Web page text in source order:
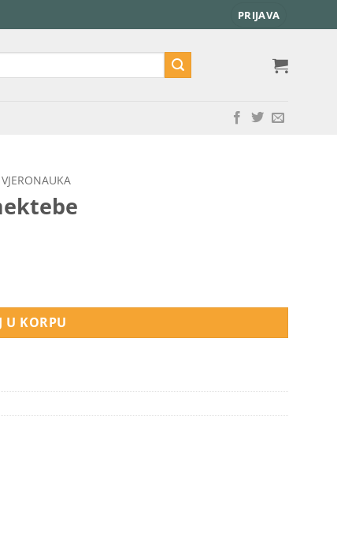
PRIJAVA
U KORPU